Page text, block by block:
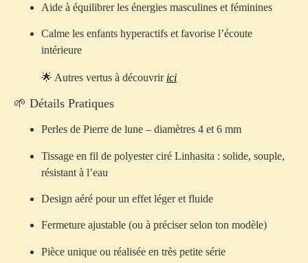
Aide à équilibrer les énergies masculines et féminines
Calme les enfants hyperactifs et favorise l’écoute
intérieure
🌟 Autres vertus à découvrir ici
🌱 Détails Pratiques
Perles de Pierre de lune – diamètres 4 et 6 mm
Tissage en fil de polyester ciré Linhasita : solide, souple,
résistant à l’eau
Design aéré pour un effet léger et fluide
Fermeture ajustable (ou à préciser selon ton modèle)
Pièce unique ou réalisée en très petite série